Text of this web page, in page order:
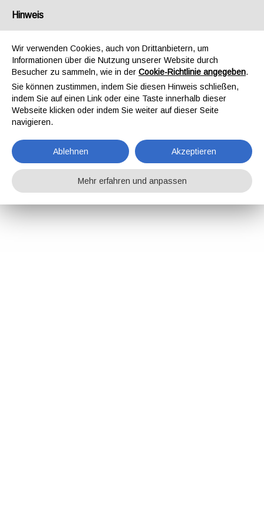
Hinweis
Wir verwenden Cookies, auch von Drittanbietern, um
Informationen über die Nutzung unserer Website durch
Besucher zu sammeln, wie in der Cookie-Richtlinie angegeben.
Sie können zustimmen, indem Sie diesen Hinweis schließen,
indem Sie auf einen Link oder eine Taste innerhalb dieser
Webseite klicken oder indem Sie weiter auf dieser Seite
navigieren.
Ablehnen Akzeptieren
Mehr erfahren und anpassen